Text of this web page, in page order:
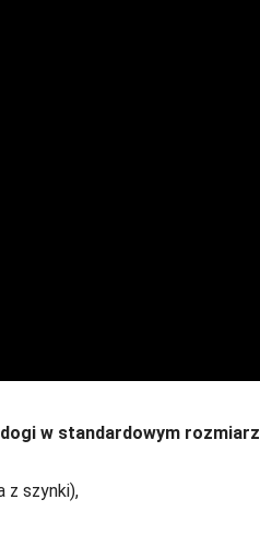
w standardowym
z szynki),